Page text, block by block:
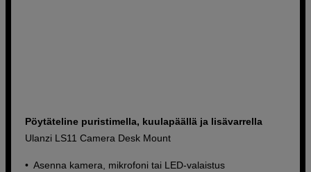
Pöytäteline puristimella, kuulapäällä ja lisävarrella
Ulanzi LS11 Camera Desk Mount
Asenna kamera, mikrofoni tai LED-valaistus